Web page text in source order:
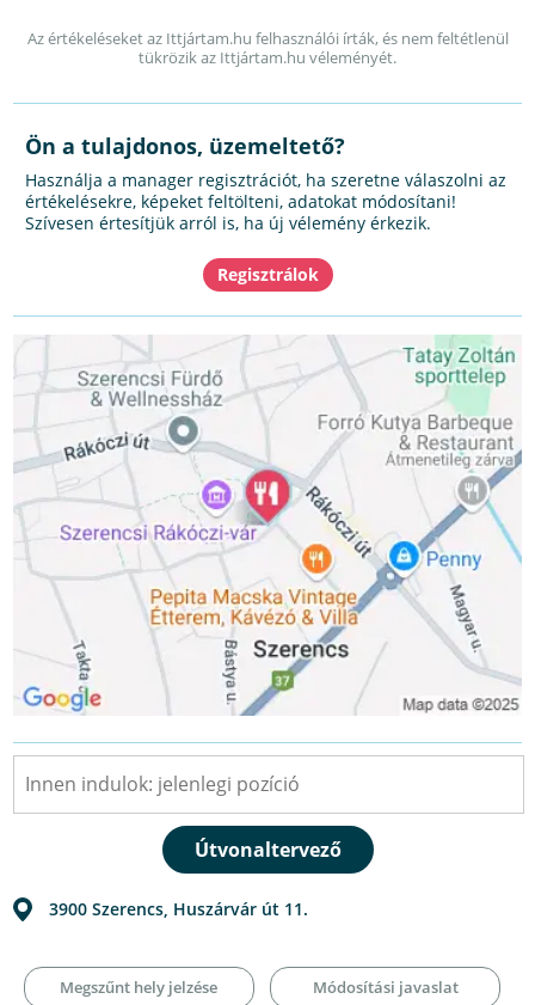
Az értékeléseket az Ittjártam.hu felhasználói írták, és nem feltétlenül
tükrözik az Ittjártam.hu véleményét.
Ön a tulajdonos, üzemeltető?
Használja a manager regisztrációt, ha szeretne válaszolni az
értékelésekre, képeket feltölteni, adatokat módosítani!
Szívesen értesítjük arról is, ha új vélemény érkezik.
3900 Szerencs Huszárvár út 11.
Megszűnt hely jelzése Módosítási javaslat